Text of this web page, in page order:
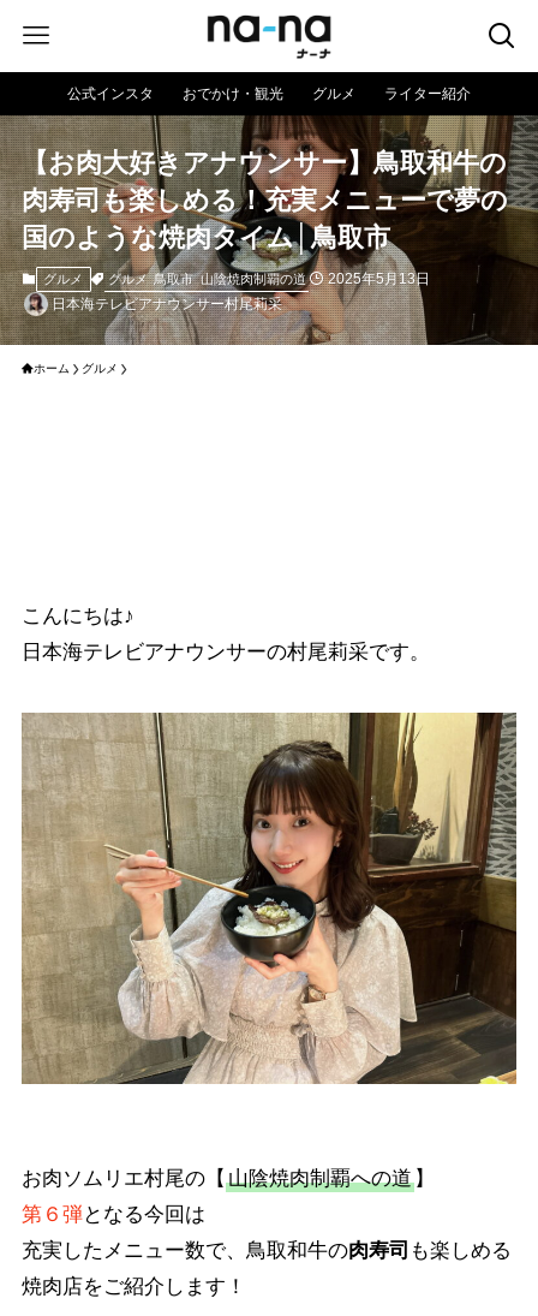
公式インスタ おでかけ・観光 グルメ ライター紹介
【お肉大好きアナウンサー】鳥取和牛の
肉寿司も楽しめる！充実メニューで夢の
国のような焼肉タイム│鳥取市
グルメ グルメ 鳥取市 山陰焼肉制覇の道
2025年5月13日
日本海テレビアナウンサー村尾莉采
ホーム グルメ
こんにちは♪
日本海テレビアナウンサーの村尾莉采です。
お肉ソムリエ村尾の【 山陰焼肉制覇への道】
第６弾となる今回は
充実したメニュー数で、鳥取和牛の肉寿司 も楽しめる
焼肉店をご紹介します！